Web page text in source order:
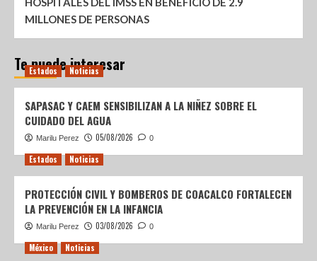
MILLONES DE PERSONAS
Te puede interesar
Estados Noticias
SAPASAC Y CAEM SENSIBILIZAN A LA NIÑEZ SOBRE EL
CUIDADO DEL AGUA
Marilu Perez 05/08/2026 0
Estados Noticias
PROTECCIÓN CIVIL Y BOMBEROS DE COACALCO FORTALECEN
LA PREVENCIÓN EN LA INFANCIA
Marilu Perez 03/08/2026 0
México Noticias